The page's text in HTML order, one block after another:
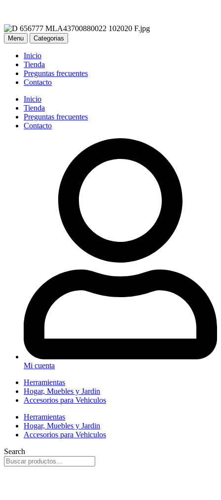
Menu Categorias
Inicio
Tienda
Preguntas frecuentes
Contacto
Inicio
Tienda
Preguntas frecuentes
Contacto
Mi cuenta
Herramientas
Hogar, Muebles y Jardin
Accesorios para Vehiculos
Herramientas
Hogar, Muebles y Jardin
Accesorios para Vehiculos
Search